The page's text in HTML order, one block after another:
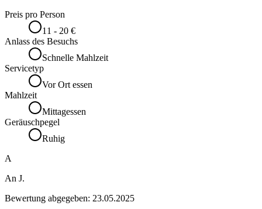
Preis pro Person
11 - 20 €
Anlass des Besuchs
Schnelle Mahlzeit
Servicetyp
Vor Ort essen
Mahlzeit
Mittagessen
Geräuschpegel
Ruhig
A
An J.
Bewertung abgegeben: 23.05.2025